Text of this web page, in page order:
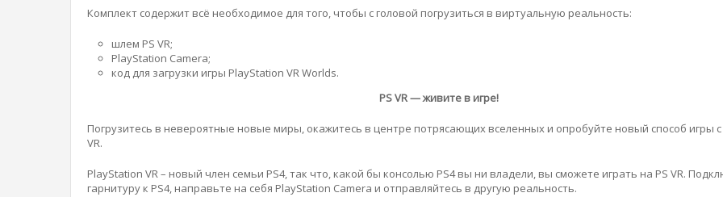
Комплект содержит всё необходимое для того, чтобы с головой погрузиться в виртуальную реальность:
шлем PS VR;
PlayStation Camera;
код для загрузки игры PlayStation VR Worlds.
PS VR — живите в игре!
Погрузитесь в невероятные новые миры, окажитесь в центре потрясающих вселенных и опробуйте новый способ игры с
VR.
PlayStation VR – новый член семьи PS4, так что, какой бы консолью PS4 вы ни владели, вы сможете играть на PS VR.
гарнитуру к PS4, направьте на себя PlayStation Camera и отправляйтесь в другую реальность.